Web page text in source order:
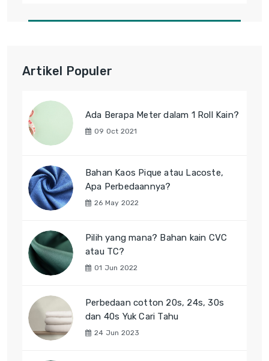
Artikel Populer
Ada Berapa Meter dalam 1 Roll Kain?
09 Oct 2021
Bahan Kaos Pique atau Lacoste,
Apa Perbedaannya?
26 May 2022
Pilih yang mana? Bahan kain CVC
atau TC?
01 Jun 2022
Perbedaan cotton 20s, 24s, 30s
dan 40s Yuk Cari Tahu
24 Jun 2023